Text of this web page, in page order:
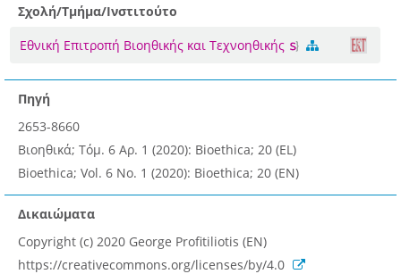
Σχολή/Τμήμα/Ινστιτούτο
Εθνική Επιτροπή Βιοηθικής και Τεχνοηθικής
Πηγή
2653-8660
Βιοηθικά; Τόμ. 6 Αρ. 1 (2020): Bioethica; 20 (EL)
Bioethica; Vol. 6 No. 1 (2020): Bioethica; 20 (EN)
Δικαιώματα
Copyright (c) 2020 George Profitiliotis (EN)
https://creativecommons.org/licenses/by/4.0